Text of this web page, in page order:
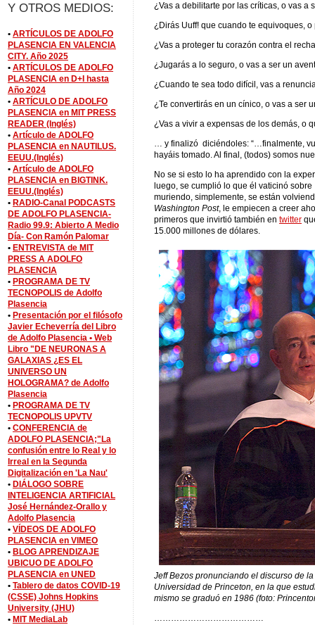
¿Vas a debilitarte por las críticas, o vas a
¿Dirás Uuff! que cuando te equivoques,
¿Vas a proteger tu corazón contra el
¿Jugarás a lo seguro, o vas a ser un
¿Cuando te sea todo difícil, vas a
¿Te convertirás en un cínico, o vas a ser
¿Vas a vivir a expensas de los demás, o
… y finalizó diciéndoles: “…finalmente,
hayáis tomado. Al final, (todos) somos
No se si esto lo ha aprendido con la
luego, se cumplió lo que él vaticinó
muriendo, simplemente, se están
Washington Post, le empiecen a creer
primeros que invirtió también en twitter
15.000 millones de dólares.
Jeff Bezos pronunciando el discurso de
Universidad de Princeton, en la que
mismo se graduó en 1986 (foto:
…………………………………
Y OTROS MEDIOS:
• ARTÍCULOS DE ADOLFO
PLASENCIA EN VALENCIA
CITY. Año 2025
• ARTÍCULOS DE ADOLFO
PLASENCIA en D+I hasta
Año 2024
• ARTÍCULO DE ADOLFO
PLASENCIA en MIT PRESS
READER (Inglés)
• Artículo de ADOLFO
PLASENCIA en NAUTILUS.
EEUU.(Inglés)
• Artículo de ADOLFO
PLASENCIA en BIGTINK.
EEUU.(Inglés)
• RADIO-Canal PODCASTS
DE ADOLFO PLASENCIA-
Radio 99.9: Abierto A Medio
Día- Con Ramón Palomar
• ENTREVISTA de MIT
PRESS A ADOLFO
PLASENCIA
• PROGRAMA DE TV
TECNOPOLIS de Adolfo
Plasencia
• Presentación por el filósofo
Javier Echeverría del Libro
de Adolfo Plasencia • Web
Libro "DE NEURONAS A
GALAXIAS ¿ES EL
UNIVERSO UN
HOLOGRAMA? de Adolfo
Plasencia
• PROGRAMA DE TV
TECNOPOLIS UPVTV
• CONFERENCIA de
ADOLFO PLASENCIA;"La
confusión entre lo Real y lo
Irreal en la Segunda
Digitalización en 'La Nau'
• DIÁLOGO SOBRE
INTELIGENCIA ARTIFICIAL
José Hernández-Orallo y
Adolfo Plasencia
• VÍDEOS DE ADOLFO
PLASENCIA en VIMEO
• BLOG APRENDIZAJE
UBICUO DE ADOLFO
PLASENCIA en UNED
• Tablero de datos COVID-19
(CSSE) Johns Hopkins
University (JHU)
• MIT MediaLab